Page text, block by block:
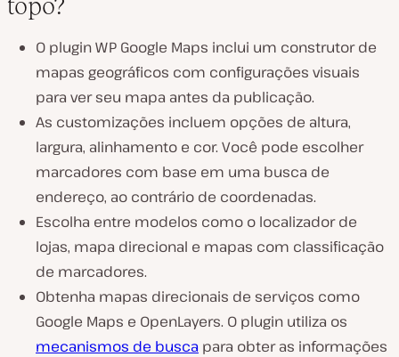
O plugin WP Google Maps inclui um construtor de
mapas geográficos com configurações visuais
para ver seu mapa antes da publicação.
As customizações incluem opções de altura,
largura, alinhamento e cor. Você pode escolher
marcadores com base em uma busca de
endereço, ao contrário de coordenadas.
Escolha entre modelos como o localizador de
lojas, mapa direcional e mapas com classificação
de marcadores.
Obtenha mapas direcionais de serviços como
Google Maps e OpenLayers. O plugin utiliza os
mecanismos de busca para obter as informações